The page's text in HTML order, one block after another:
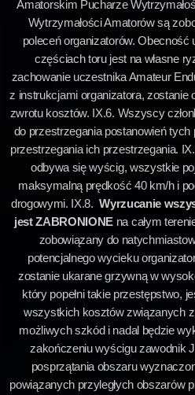
Amatorskim Pucharze
Wytrzymałości Amatorów są
poleceń organizatorów.
częściach toru jest na własne
zachowanie uczestnika Amateur
z instrukcjami organizatora, zostanie
zwrotu kosztów. IX.6. Wszyscy
do przestrzegania postanowień
przestrzegania ich przestrzegania.
odbywa się wyścig, wszystkie
maksymalną prędkość 40 km/h i
drogowymi. IX.8. Wyrzucanie
jest ZABRONIONE na całym
zobowiązany do
potencjalnego wycieku
zostanie ukarane grzywną w
który popełni takie przestępstwo,
wszystkich kosztów związanych
możliwych szkód i nadal będzie
zakończeniu wyścigu zawodnik
posprzątania obszaru
powiązanych przyległych obszarów